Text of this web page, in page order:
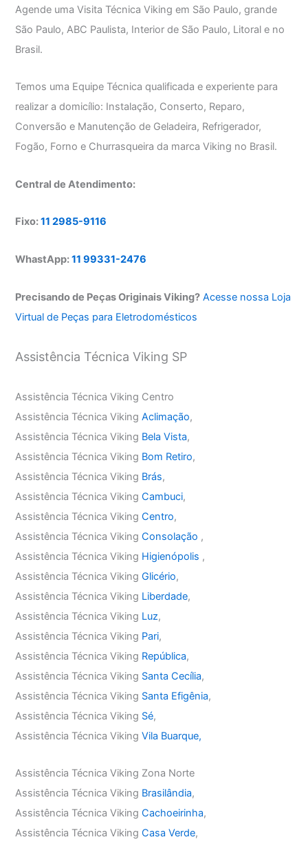
Agende uma Visita Técnica Viking em São Paulo, grande
São Paulo, ABC Paulista, Interior de São Paulo, Litoral e no
Brasil.
Temos uma Equipe Técnica qualificada e experiente para
realizar a domicílio: Instalação, Conserto, Reparo,
Conversão e Manutenção de Geladeira, Refrigerador,
Fogão, Forno e Churrasqueira da marca Viking no Brasil.
Central de Atendimento:
Fixo:11 2985-9116
WhastApp:11 99331-2476
Precisando de Peças Originais Viking? Acesse nossa Loja
Virtual de Peças para Eletrodomésticos
Assistência Técnica Viking SP
Assistência Técnica Viking Centro
Assistência Técnica VikingAclimação,
Assistência Técnica Viking Bela Vista,
Assistência Técnica Viking Bom Retiro,
Assistência Técnica Viking Brás,
Assistência Técnica VikingCambuci,
Assistência Técnica VikingCentro,
Assistência Técnica VikingConsolação ,
Assistência Técnica Viking Higienópolis ,
Assistência Técnica VikingGlicério,
Assistência Técnica Viking Liberdade,
Assistência Técnica Viking Luz,
Assistência Técnica Viking Pari,
Assistência Técnica Viking República,
Assistência Técnica Viking Santa Cecília,
Assistência Técnica Viking Santa Efigênia,
Assistência Técnica Viking Sé,
Assistência Técnica VikingVila Buarque,
Assistência Técnica Viking Zona Norte
Assistência Técnica Viking Brasilândia,
Assistência Técnica VikingCachoeirinha,
Assistência Técnica VikingCasa Verde,